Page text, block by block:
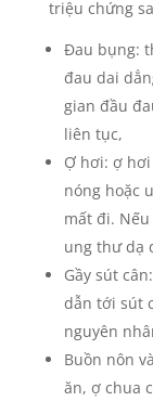
triệu chứng
Đau bụng:
đau dai
gian đầu
liên tục,
Ợ hơi: ợ
nóng hoặc
mất đi.
ung thư dạ
Gầy sút
dẫn tới sút
nguyên
Buồn nôn
ăn, ợ chua